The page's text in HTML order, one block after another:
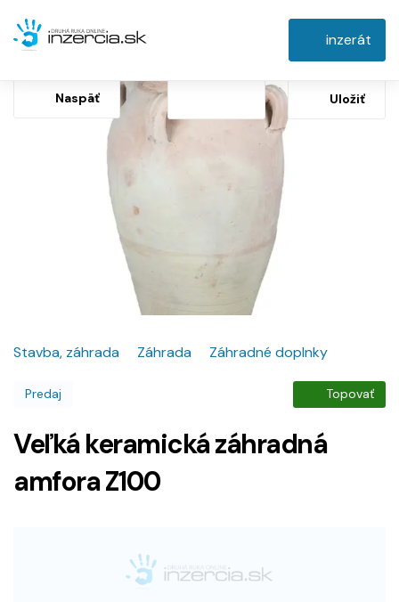
inzerát
Naspäť Uložiť
Stavba, záhrada Záhrada Záhradné doplnky
Predaj Topovať
Veľká keramická záhradná
amfora Z100